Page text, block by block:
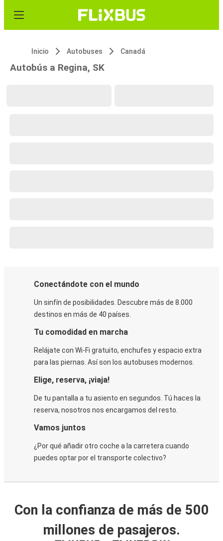
Inicio Autobuses Canadá
Autobús a Regina, SK
Conectándote con el mundo
Un sinfín de posibilidades. Descubre más de 8.000
destinos en más de 40 países.
Tu comodidad en marcha
Relájate con Wi-Fi gratuito, enchufes y espacio extra
para las piernas. Así son los autobuses modernos.
Elige, reserva, ¡viaja!
De tu pantalla a tu asiento en segundos. Tú haces la
reserva, nosotros nos encargamos del resto.
Vamos juntos
¿Por qué añadir otro coche a la carretera cuando
puedes optar por el transporte colectivo?
Con la confianza de más de 500
millones de pasajeros.